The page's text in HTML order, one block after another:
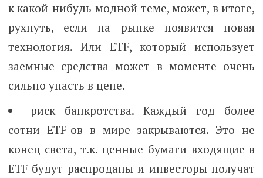
к какой-нибудь модной теме, может, в итоге,
рухнуть, если на рынке появится новая
технология. Или ETF, который использует
заемные средства может в моменте очень
сильно упасть в цене.
риск банкротства. Каждый год более
сотни ETF-ов в мире закрываются. Это не
конец света, т.к. ценные бумаги входящие в
ETF будут распроданы и инвесторы получат